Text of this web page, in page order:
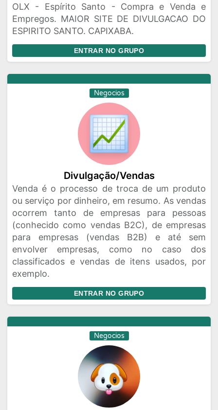
OLX - Espírito Santo - Compra e Venda e
Empregos. MAIOR SITE DE DIVULGACAO DO
ESPIRITO SANTO. CAPIXABA.
ENTRAR NO GRUPO
Negocios
Divulgação/Vendas
Venda é o processo de troca de um produto
ou serviço por dinheiro, em resumo. As vendas
ocorrem tanto de empresas para pessoas
(conhecido como vendas B2C), de empresas
para empresas (vendas B2B) e até sem
envolver empresas, como no caso dos
classificados e vendas de itens usados, por
exemplo.
ENTRAR NO GRUPO
Negocios